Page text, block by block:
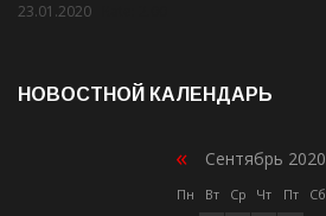
23.01.2020
НОВОСТНОЙ КАЛЕНДАРЬ
« Сентябрь 2020
Пн Вт Ср Чт Пт Сб